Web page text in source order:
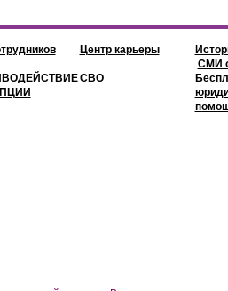
Центр карьеры
СМИ
СВО